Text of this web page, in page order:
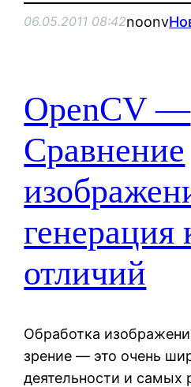
06.05.2011 08:42noonv
OpenCV —
Сравнение
генерация
отличий
Обработка
зрение — это очень
деятельности и самых